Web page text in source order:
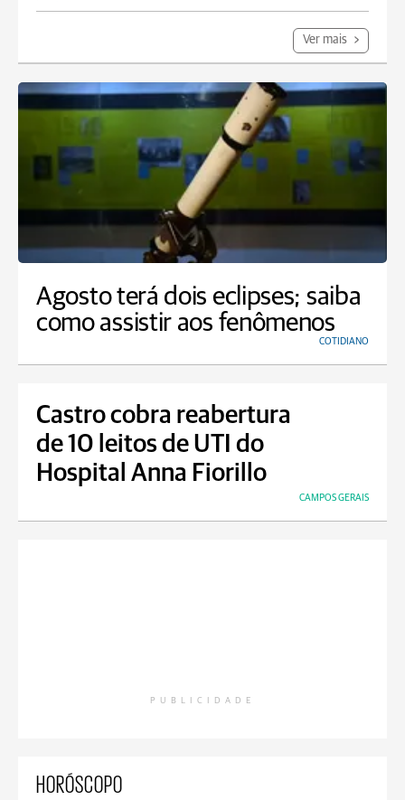
Ver mais
Agosto terá dois eclipses; saiba
como assistir aos fenômenos
COTIDIANO
Castro cobra reabertura
de 10 leitos de UTI do
Hospital Anna Fiorillo
CAMPOS GERAIS
PUBLICIDADE
HORÓSCOPO